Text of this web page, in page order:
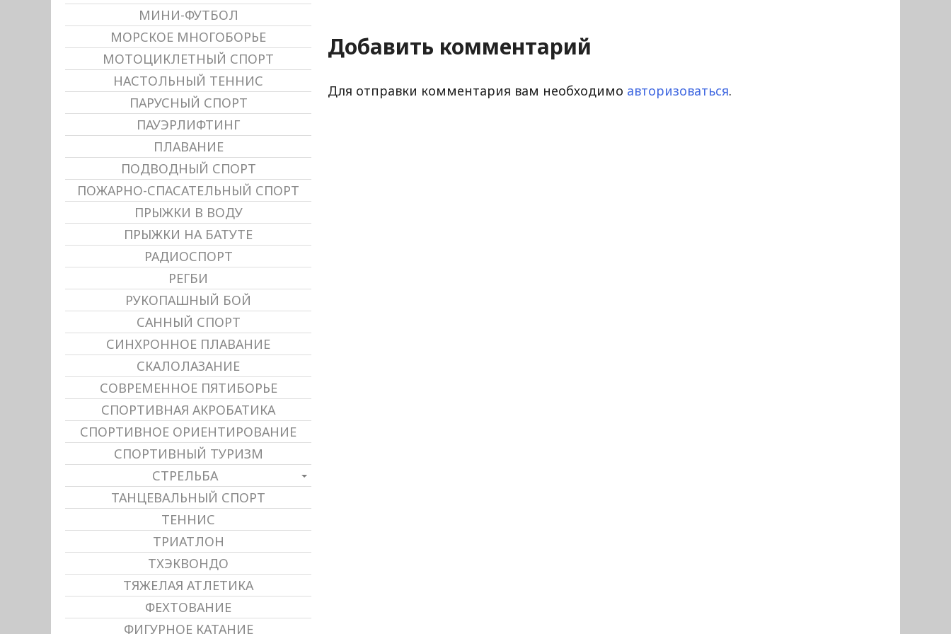
Добавить комментарий
Для отправки комментария вам необходимо авторизоваться.
МИНИ-ФУТБОЛ
МОРСКОЕ МНОГОБОРЬЕ
МОТОЦИКЛЕТНЫЙ СПОРТ
НАСТОЛЬНЫЙ ТЕННИС
ПАРУСНЫЙ СПОРТ
ПАУЭРЛИФТИНГ
ПЛАВАНИЕ
ПОДВОДНЫЙ СПОРТ
ПОЖАРНО-СПАСАТЕЛЬНЫЙ СПОРТ
ПРЫЖКИ В ВОДУ
ПРЫЖКИ НА БАТУТЕ
РАДИОСПОРТ
РЕГБИ
РУКОПАШНЫЙ БОЙ
САННЫЙ СПОРТ
СИНХРОННОЕ ПЛАВАНИЕ
СКАЛОЛАЗАНИЕ
СОВРЕМЕННОЕ ПЯТИБОРЬЕ
СПОРТИВНАЯ АКРОБАТИКА
СПОРТИВНОЕ ОРИЕНТИРОВАНИЕ
СПОРТИВНЫЙ ТУРИЗМ
СТРЕЛЬБА
ТАНЦЕВАЛЬНЫЙ СПОРТ
ТЕННИС
ТРИАТЛОН
ТХЭКВОНДО
ТЯЖЕЛАЯ АТЛЕТИКА
ФЕХТОВАНИЕ
ФИГУРНОЕ КАТАНИЕ